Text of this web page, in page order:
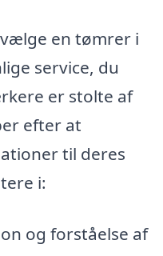
en tømrer i
service, du
er stolte af
efter at
til deres
i:
og forståelse af